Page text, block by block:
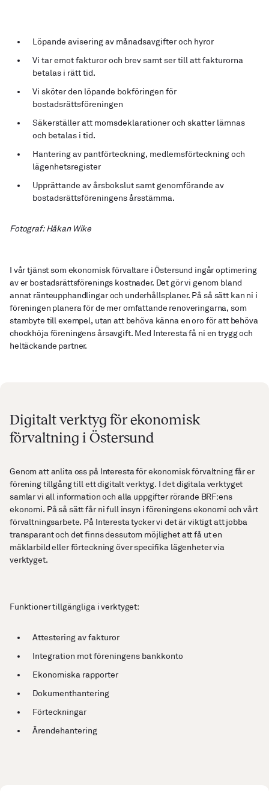
Löpande avisering av månadsavgifter och hyror
Vi tar emot fakturor och brev samt ser till att fakturorna
betalas i rätt tid.
Vi sköter den löpande bokföringen för
bostadsrättsföreningen
Säkerställer att momsdeklarationer och skatter lämnas
och betalas i tid.
Hantering av pantförteckning, medlemsförteckning och
lägenhetsregister
Upprättande av årsbokslut samt genomförande av
bostadsrättsföreningens årsstämma.
Fotograf: Håkan Wike
I vår tjänst som ekonomisk förvaltare i Östersund ingår optimering
av er bostadsrättsförenings kostnader. Det gör vi genom bland
annat ränteupphandlingar och underhållsplaner. På så sätt kan ni i
föreningen planera för de mer omfattande renoveringarna, som
stambyte till exempel, utan att behöva känna en oro för att behöva
chockhöja föreningens årsavgift. Med Interesta få ni en trygg och
heltäckande partner.
Digitalt verktyg för ekonomisk
förvaltning i Östersund
Genom att anlita oss på Interesta för ekonomisk förvaltning får er
förening tillgång till ett digitalt verktyg. I det digitala verktyget
samlar vi all information och alla uppgifter rörande BRF:ens
ekonomi. På så sätt får ni full insyn i föreningens ekonomi och vårt
förvaltningsarbete. På Interesta tycker vi det är viktigt att jobba
transparant och det finns dessutom möjlighet att få ut en
mäklarbild eller förteckning över specifika lägenheter via
verktyget.
Funktioner tillgängliga i verktyget:
Attestering av fakturor
Integration mot föreningens bankkonto
Ekonomiska rapporter
Dokumenthantering
Förteckningar
Ärendehantering